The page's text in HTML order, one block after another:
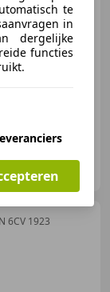
6CV 1923
te
in
dergelijke
functies